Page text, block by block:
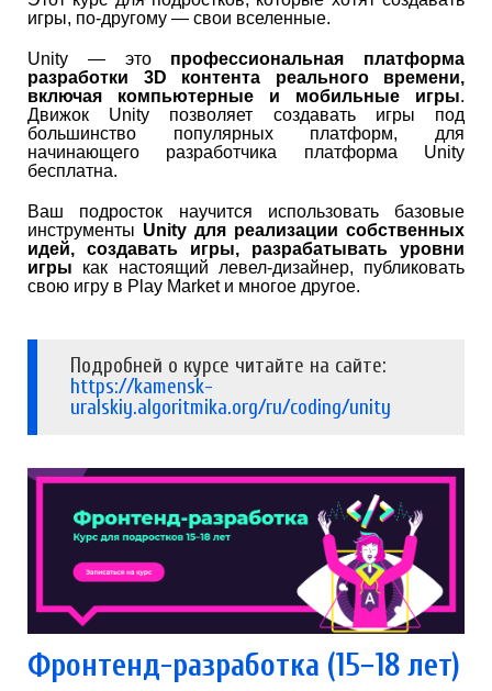
игры, по-другому — свои вселенные.
Unity — это профессиональная платформа
разработки 3D контента реального времени,
включая компьютерные и мобильные игры.
Движок Unity позволяет создавать игры под
большинство популярных платформ, для
начинающего разработчика платформа Unity
бесплатна.
Ваш подросток научится использовать базовые
инструменты Unity для реализации собственных
идей, создавать игры, разрабатывать уровни
игры как настоящий левел-дизайнер, публиковать
свою игру в Play Market и многое другое.
Подробней о курсе читайте на сайте:
https://kamensk-
uralskiy.algoritmika.org/ru/coding/unity
Фронтенд-разработка (15−18 лет)